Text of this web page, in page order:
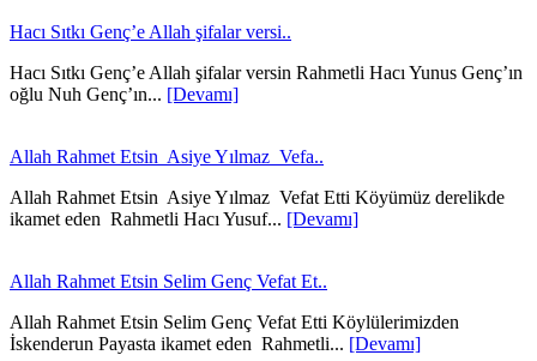
Hacı Sıtkı Genç’e Allah şifalar versi..
Hacı Sıtkı Genç’e Allah şifalar versin Rahmetli Hacı Yunus Genç’ın
oğlu Nuh Genç’ın... [Devamı]
Allah Rahmet Etsin Asiye Yılmaz Vefa..
Allah Rahmet Etsin Asiye Yılmaz Vefat Etti Köyümüz derelikde
ikamet eden Rahmetli Hacı Yusuf... [Devamı]
Allah Rahmet Etsin Selim Genç Vefat Et..
Allah Rahmet Etsin Selim Genç Vefat Etti Köylülerimizden
İskenderun Payasta ikamet eden Rahmetli... [Devamı]